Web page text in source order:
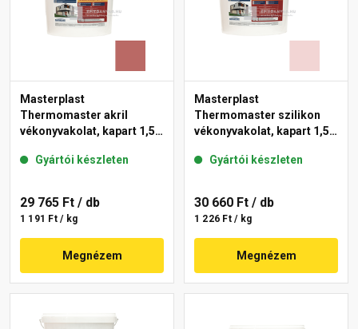
Masterplast
Thermomaster akril
vékonyvakolat, kapart 1,5
Gyártói készleten
29 765 Ft / db
1 191 Ft / kg
Megnézem
Masterplast
Thermomaster szilikon
vékonyvakolat, kapart 1,5
Gyártói készleten
30 660 Ft / db
1 226 Ft / kg
Megnézem